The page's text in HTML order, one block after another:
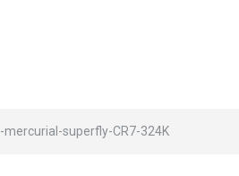
mercurial-superfly-CR7-324K